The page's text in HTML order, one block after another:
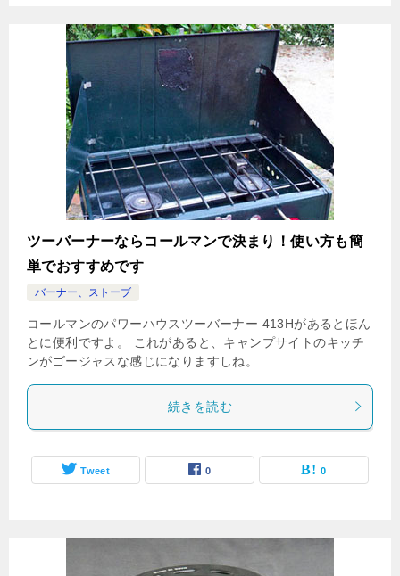
ツーバーナーならコールマンで決まり！使い方も簡
単でおすすめです
バーナー、ストーブ
コールマンのパワーハウスツーバーナー 413Hがあるとほん
とに便利ですよ。 これがあると、キャンプサイトのキッチ
ンがゴージャスな感じになりますしね。
続きを読む
Tweet 0 0